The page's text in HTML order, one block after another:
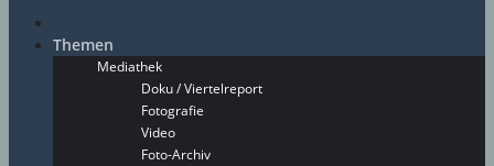
Themen
Mediathek
Doku / Viertelreport
Fotografie
Video
Foto-Archiv